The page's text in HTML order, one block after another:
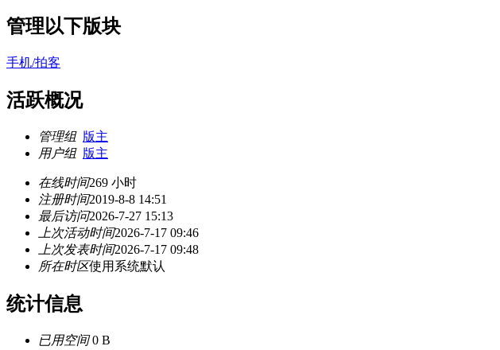
管理以下版块
手机/拍客
活跃概况
管理组 版主
用户组 版主
在线时间269 小时
注册时间2019-8-8 14:51
最后访问2026-7-27 15:13
上次活动时间2026-7-17 09:46
上次发表时间2026-7-17 09:48
所在时区使用系统默认
统计信息
已用空间0 B